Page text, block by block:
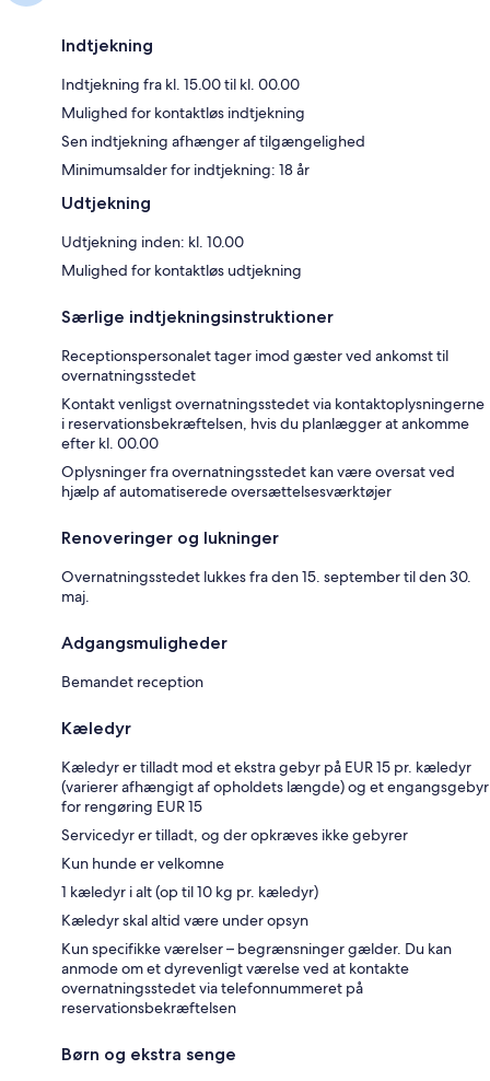
Indtjekning
Indtjekning fra kl. 15.00 til kl. 00.00
Mulighed for kontaktløs indtjekning
Sen indtjekning afhænger af tilgængelighed
Minimumsalder for indtjekning: 18 år
Udtjekning
Udtjekning inden: kl. 10.00
Mulighed for kontaktløs udtjekning
Særlige indtjekningsinstruktioner
Receptionspersonalet tager imod gæster ved ankomst til
overnatningsstedet
Kontakt venligst overnatningsstedet via kontaktoplysningerne
i reservationsbekræftelsen, hvis du planlægger at ankomme
efter kl. 00.00
Oplysninger fra overnatningsstedet kan være oversat ved
hjælp af automatiserede oversættelsesværktøjer
Renoveringer og lukninger
Overnatningsstedet lukkes fra den 15. september til den 30.
maj.
Adgangsmuligheder
Bemandet reception
Kæledyr
Kæledyr er tilladt mod et ekstra gebyr på EUR 15 pr. kæledyr
(varierer afhængigt af opholdets længde) og et engangsgebyr
for rengøring EUR 15
Servicedyr er tilladt, og der opkræves ikke gebyrer
Kun hunde er velkomne
1 kæledyr i alt (op til 10 kg pr. kæledyr)
Kæledyr skal altid være under opsyn
Kun specifikke værelser – begrænsninger gælder. Du kan
anmode om et dyrevenligt værelse ved at kontakte
overnatningsstedet via telefonnummeret på
reservationsbekræftelsen
Børn og ekstra senge